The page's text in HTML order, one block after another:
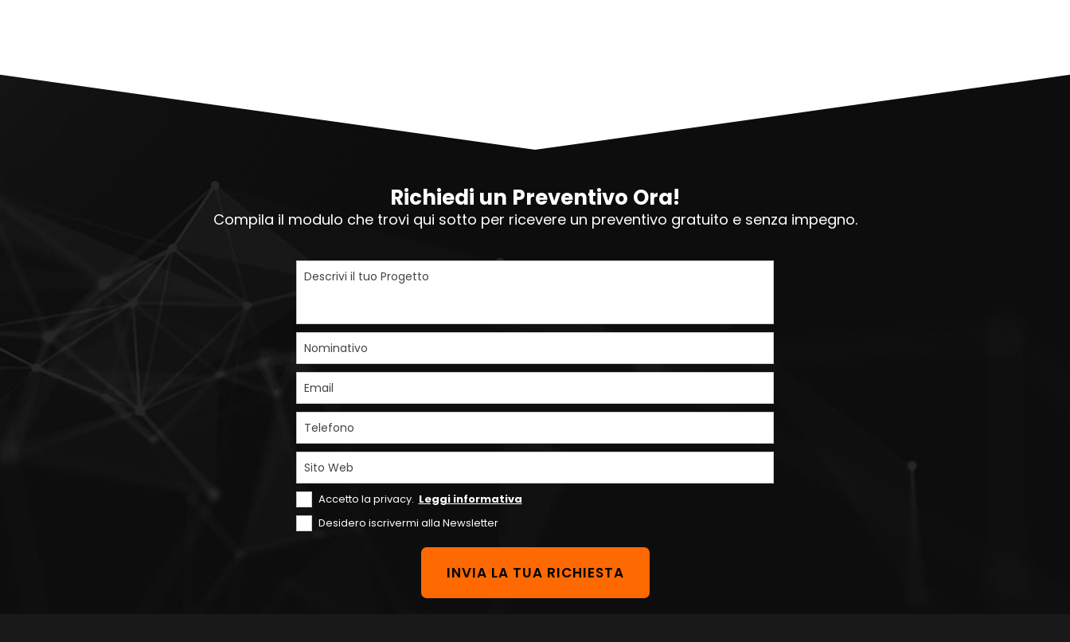
Richiedi un Preventivo Ora!
Compila il modulo che trovi qui sotto per ricevere un preventivo gratuito e senza impegno.
Descrivi il tuo Progetto
Nominativo
Email
Telefono
Sito Web
Accetto la privacy. Leggi informativa
Desidero iscrivermi alla Newsletter